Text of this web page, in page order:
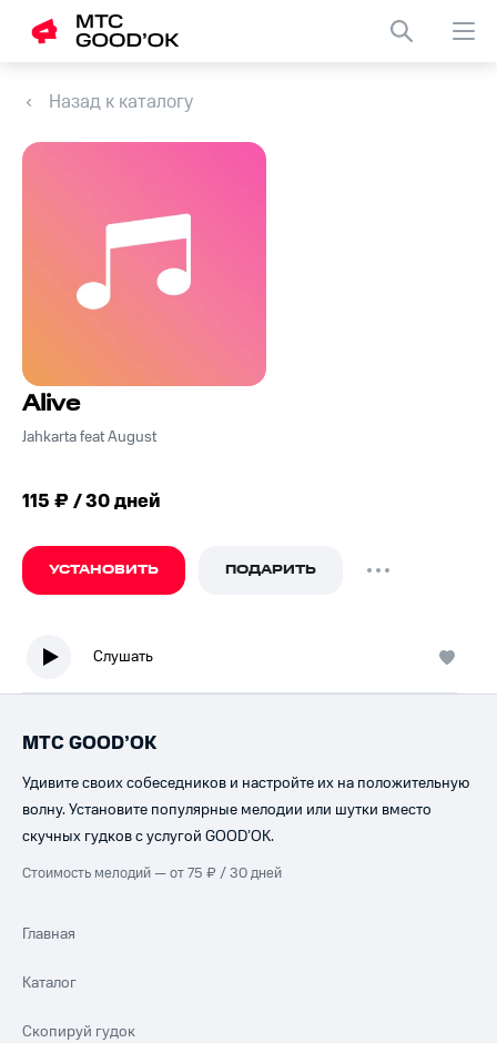
Назад к каталогу
Alive
Jahkarta feat August
115 ₽ / 30 дней
УСТАНОВИТЬ ПОДАРИТЬ
Слушать
МТС GOOD’OK
Удивите своих собеседников и настройте их на положительную
волну. Установите популярные мелодии или шутки вместо
скучных гудков с услугой GOOD’OK.
Стоимость мелодий — от 75 ₽ / 30 дней
Главная
Каталог
Скопируй гудок